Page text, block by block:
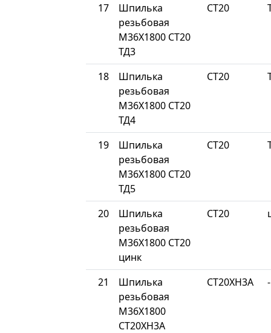
17
Шпилька
резьбовая
М36Х1800 СТ20
ТД3
СТ20
18
Шпилька
резьбовая
М36Х1800 СТ20
ТД4
СТ20
19
Шпилька
резьбовая
М36Х1800 СТ20
ТД5
СТ20
20
Шпилька
резьбовая
М36Х1800 СТ20
цинк
СТ20
21
Шпилька
резьбовая
М36Х1800
СТ20ХН3А
СТ20ХН3А -